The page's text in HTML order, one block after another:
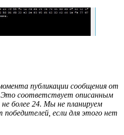
публикации сообщения от
Это соответствует описанным
более 24. Мы не планируем
победителей, если для этого нет